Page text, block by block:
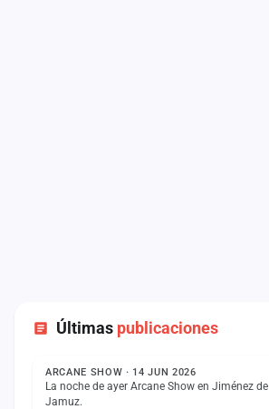
Últimas publicaciones
ESTADO
ARCANE SHOW · 14 JUN 2026
La noche de ayer Arcane Show en Jiménez de
Jamuz.